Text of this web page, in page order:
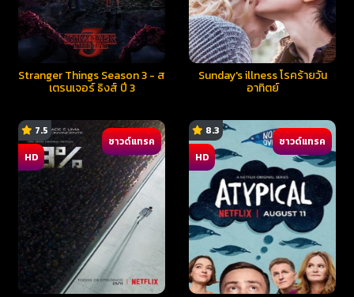
Stranger Things Season 3 - ส
เตรนเจอร์ ธิงส์ ปี 3
Sunday's illness โรคร้ายวัน
อาทิตย์
7.5
HD
ซาวด์แทรค
8.3
HD
ซาวด์แทรค